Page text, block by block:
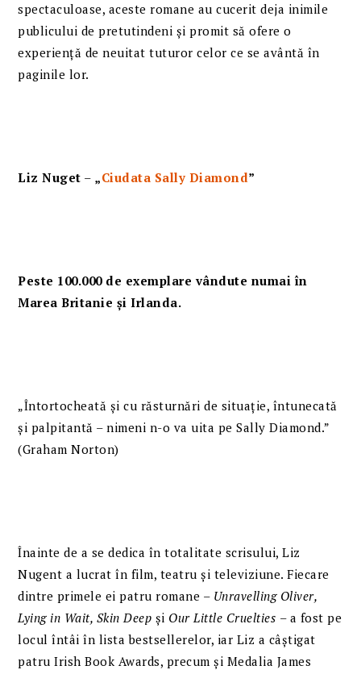
spectaculoase, aceste romane au cucerit deja inimile
publicului de pretutindeni și promit să ofere o
experiență de neuitat tuturor celor ce se avântă în
paginile lor.
Liz Nuget – „Ciudata Sally Diamond”
Peste 100.000 de exemplare vândute numai în
Marea Britanie și Irlanda.
„Întortocheată și cu răsturnări de situație, întunecată
și palpitantă – nimeni n-o va uita pe Sally Diamond.”
(Graham Norton)
Înainte de a se dedica în totalitate scrisului, Liz
Nugent a lucrat în film, teatru și televiziune. Fiecare
dintre primele ei patru romane – Unravelling Oliver,
Lying in Wait, Skin Deep și Our Little Cruelties – a fost pe
locul întâi în lista bestsellerelor, iar Liz a câștigat
patru Irish Book Awards, precum și Medalia James